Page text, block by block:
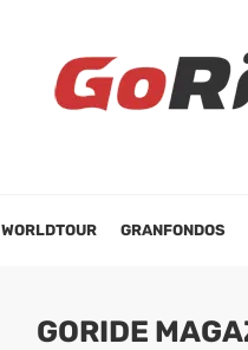
WORLDTOUR GRANFONDOS
GORIDE